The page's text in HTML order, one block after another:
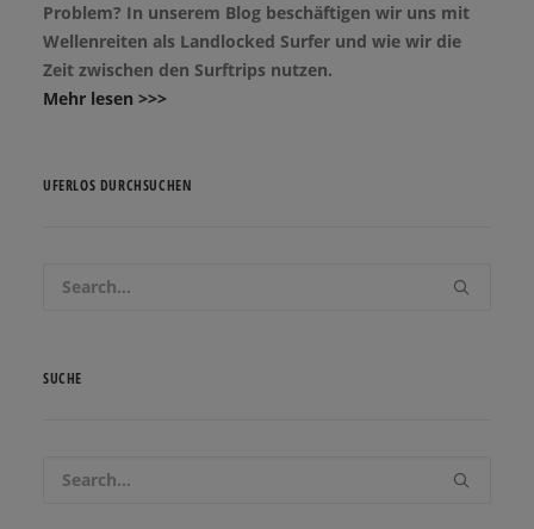
Problem? In unserem Blog beschäftigen wir uns mit
Wellenreiten als Landlocked Surfer und wie wir die
Zeit zwischen den Surftrips nutzen.
Mehr lesen >>>
UFERLOS DURCHSUCHEN
SUCHE